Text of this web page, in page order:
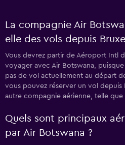
La compagnie Air
elle des vols depuis
Vous devrez partir de Aéroport Intl
voyager avec Air Botswana,
pas de vol actuellement au départ
vous pouvez réserver un vol depuis
autre compagnie aérienne, telle que
Quels sont principaux
par Air Botswana ?